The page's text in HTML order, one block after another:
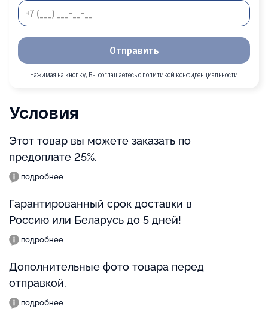
Отправить
Нажимая на кнопку, Вы соглашаетесь с политикой конфиденциальности
Условия
Этот товар вы можете заказать по
предоплате 25%.
подробнее
Гарантированный срок доставки в
Россию или Беларусь до 5 дней!
подробнее
Дополнительные фото товара перед
отправкой.
подробнее